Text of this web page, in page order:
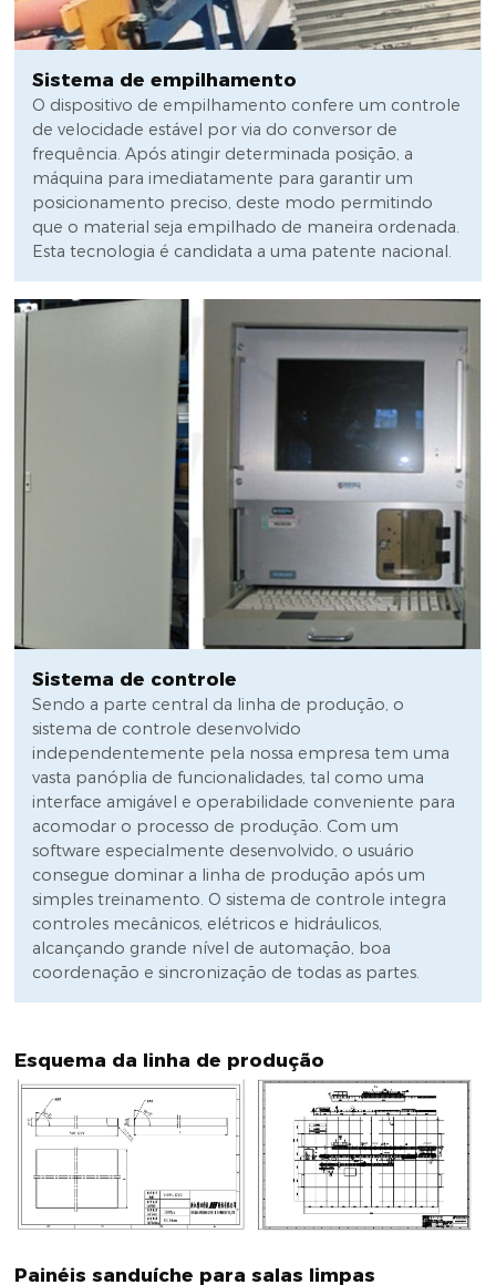
Sistema de empilhamento
O dispositivo de empilhamento confere um controle
de velocidade estável por via do conversor de
frequência. Após atingir determinada posição, a
máquina para imediatamente para garantir um
posicionamento preciso, deste modo permitindo
que o material seja empilhado de maneira ordenada.
Esta tecnologia é candidata a uma patente nacional.
Sistema de controle
Sendo a parte central da linha de produção, o
sistema de controle desenvolvido
independentemente pela nossa empresa tem uma
vasta panóplia de funcionalidades, tal como uma
interface amigável e operabilidade conveniente para
acomodar o processo de produção. Com um
software especialmente desenvolvido, o usuário
consegue dominar a linha de produção após um
simples treinamento. O sistema de controle integra
controles mecânicos, elétricos e hidráulicos,
alcançando grande nível de automação, boa
coordenação e sincronização de todas as partes.
Esquema da linha de produção
Painéis sanduíche para salas limpas